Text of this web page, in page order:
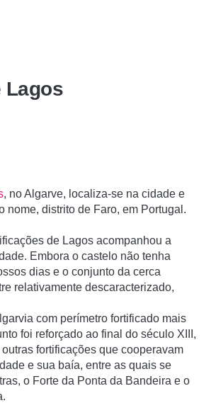
Lagos
, no Algarve, localiza-se na cidade e
nome, distrito de Faro, em Portugal.
de Lagos acompanhou a
Embora o castelo não tenha
dias e o conjunto da cerca
relativamente descaracterizado,
com perí­metro fortificado mais
foi reforçado ao final do século XIII,
fortificações que cooperavam
e sua baí­a, entre as quais se
o Forte da Ponta da Bandeira e o